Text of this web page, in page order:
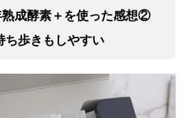
成酵素＋を使った感想②
ち歩きもしやすい